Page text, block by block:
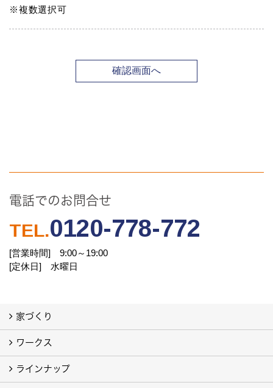
電話でのお問合せ
TEL.0120-778-772
[営業時間] 9:00～19:00
[定休日] 水曜日
家づくり
わたしたちの想い
地震や火災に強い家
家族一緒に幸せ、ひとりでも幸せ
しあわせ住まいLABO
ワークス
お客様の声
注文住宅フォトギャラリー
建売住宅フォトギャラリー（別サイト）
旧 注文住宅 施工事例（別サイト）
ラインナップ